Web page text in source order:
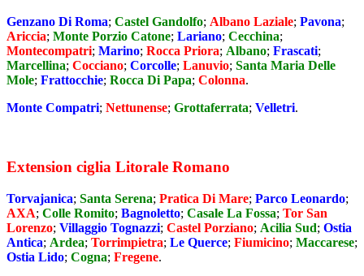
Genzano Di Roma; Castel Gandolfo; Albano Laziale; Pavona;
Ariccia; Monte Porzio Catone; Lariano; Cecchina;
Montecompatri; Marino; Rocca Priora; Albano; Frascati;
Marcellina; Cocciano; Corcolle; Lanuvio; Santa Maria Delle
Mole; Frattocchie; Rocca Di Papa; Colonna.
Monte Compatri; Nettunense; Grottaferrata; Velletri.
Extension ciglia Litorale Romano
Torvajanica; Santa Serena; Pratica Di Mare; Parco Leonardo;
AXA; Colle Romito; Bagnoletto; Casale La Fossa; Tor San
Lorenzo; Villaggio Tognazzi; Castel Porziano; Acilia Sud; Ostia
Antica; Ardea; Torrimpietra; Le Querce; Fiumicino; Maccarese;
Ostia Lido; Cogna; Fregene.